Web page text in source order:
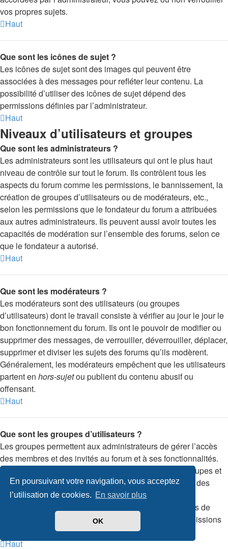
En poursuivant votre navigation, vous acceptez
l’utilisation de cookies. En savoir plus
OK
vos propres sujets.
Haut
Que sont les icônes de sujet ?
Les icônes de sujet sont des images qui peuvent être
associées à des messages pour refléter leur contenu. La
possibilité d’utiliser des icônes de sujet dépend des
permissions définies par l’administrateur.
Haut
Niveaux d’utilisateurs et groupes
Que sont les administrateurs ?
Les administrateurs sont les utilisateurs qui ont le plus haut
niveau de contrôle sur tout le forum. Ils contrôlent tous les
aspects du forum comme les permissions, le bannissement, la
création de groupes d’utilisateurs ou de modérateurs, etc.,
selon les permissions que le fondateur du forum a attribuées
aux autres administrateurs. Ils peuvent aussi avoir toutes les
capacités de modération sur l’ensemble des forums, selon ce
que le fondateur a autorisé.
Haut
Que sont les modérateurs ?
Les modérateurs sont des utilisateurs (ou groupes
d’utilisateurs) dont le travail consiste à vérifier au jour le jour le
bon fonctionnement du forum. Ils ont le pouvoir de modifier ou
supprimer des messages, de verrouiller, déverrouiller, déplacer,
supprimer et diviser les sujets des forums qu’ils modèrent.
Généralement, les modérateurs empêchent que les utilisateurs
partent en hors-sujetou publient du contenu abusif ou
offensant.
Haut
Que sont les groupes d’utilisateurs ?
Les groupes permettent aux administrateurs de gérer l’accès
des membres et des invités au forum et à ses fonctionnalités.
Chaque membre peut appartenir à un ou plusieurs groupes et
chaque groupe peut avoir ses permissions. La gestion des
membres par l’intermédiaire des groupes permet aux
administrateurs de modifier rapidement les permissions de
plusieurs membres à la fois, telles qu’ajouter des permissions
de modération ou rendre accessible un forum privé.
Haut